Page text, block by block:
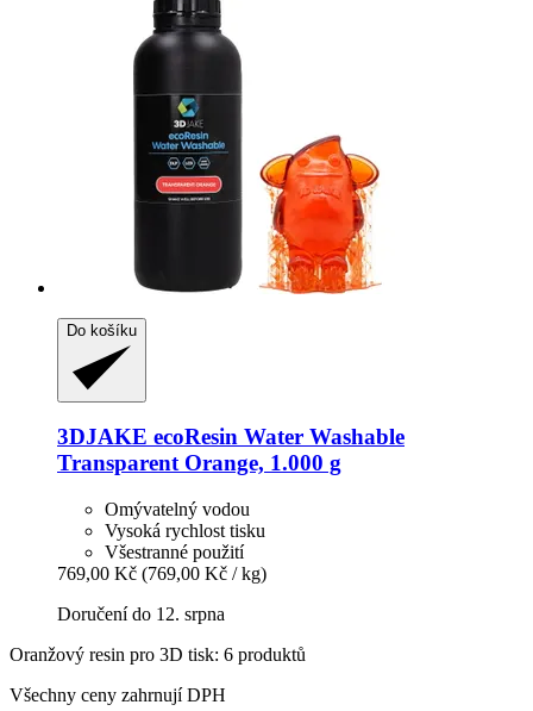
Do košíku
3DJAKE ecoResin Water Washable
Transparent Orange, 1.000 g
Omývatelný vodou
Vysoká rychlost tisku
Všestranné použití
769,00 Kč (769,00 Kč / kg)
Doručení do 12. srpna
Oranžový resin pro 3D tisk: 6 produktů
Všechny ceny zahrnují DPH